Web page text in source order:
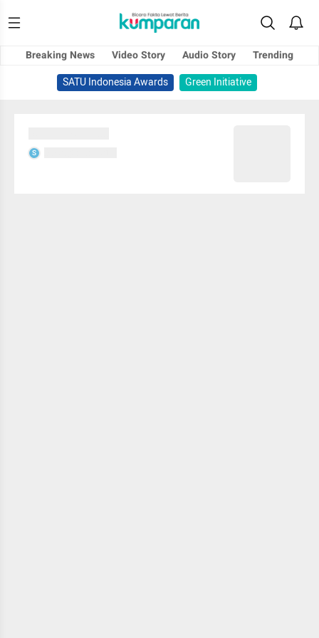
Breaking News Video Story Audio Story
Trending
SATU Indonesia Awards
Green Initiative
S